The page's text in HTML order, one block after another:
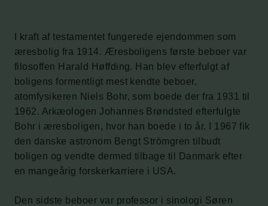
I kraft af testamentet fungerede ejendommen som
æresbolig fra 1914. Æresboligens første beboer var
filosoffen Harald Høffding. Han blev efterfulgt af
boligens formentligt mest kendte beboer,
atomfysikeren Niels Bohr, som boede der fra 1931 til
1962. Arkæologen Johannes Brøndsted efterfulgte
Bohr i æresboligen, hvor han boede i to år. I 1967 fik
den danske astronom Bengt Strömgren tilbudt
boligen og vendte dermed tilbage til Danmark efter
en mangeårig forskerkarriere i USA.
Den sidste beboer var professor i sinologi Søren